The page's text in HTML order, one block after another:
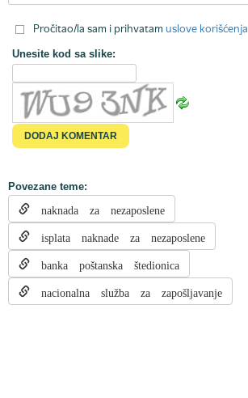
Pročitao/la sam i prihvatam uslove korišćenja
Unesite kod sa slike:
Povezane teme:
naknada za nezaposlene
isplata naknade za nezaposlene
banka poštanska štedionica
nacionalna služba za zapošljavanje